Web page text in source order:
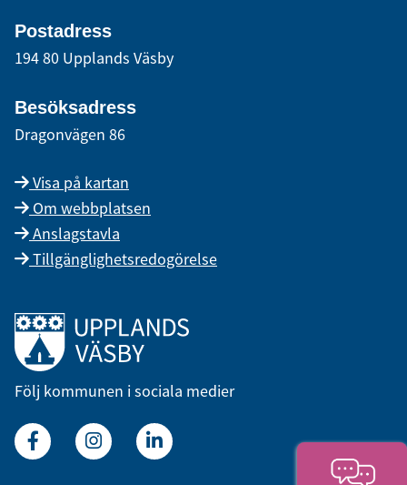
Postadress
194 80 Upplands Väsby
Besöksadress
Dragonvägen 86
Visa på kartan
Om webbplatsen
Anslagstavla
Tillgänglighetsredogörelse
Länk till startsidan
Följ kommunen i sociala medier
FacebookInstagramLinkedin